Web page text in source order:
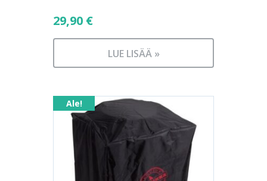
29,90 €
LUE LISÄÄ »
Ale!